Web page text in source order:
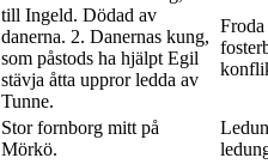
till Ingeld. Dödad av
danerna. 2. Danernas kung,
som påstods ha hjälpt Egil
stävja åtta uppror ledda av
Tunne.
Stor fornborg mitt på
Mörkö.